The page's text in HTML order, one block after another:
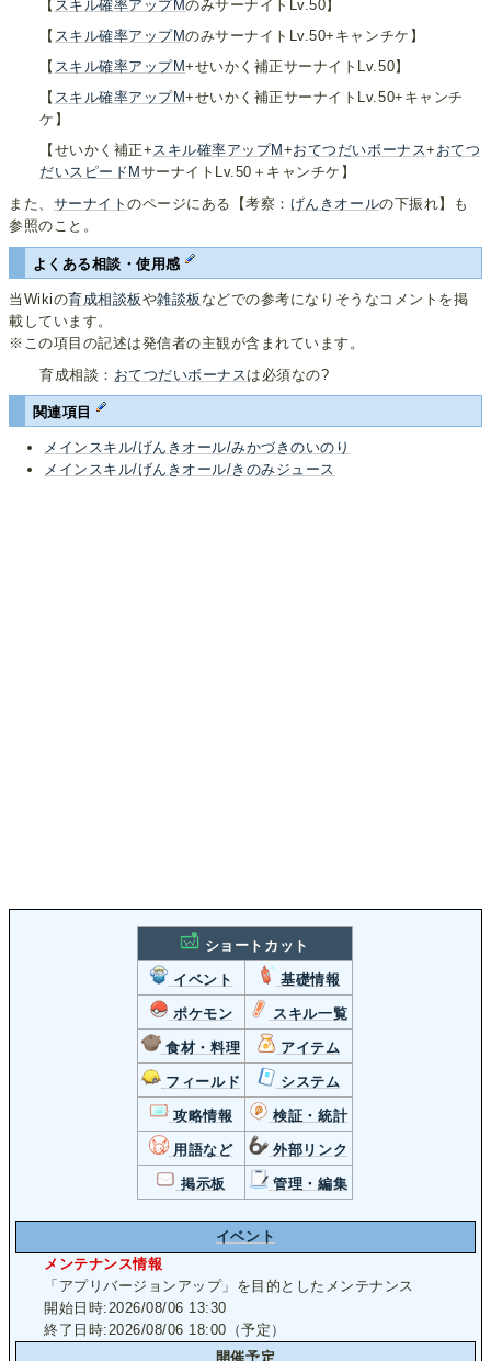
【 スキル確率アップMのみサーナイトLv.50】
【 スキル確率アップMのみサーナイトLv.50+キャンチケ】
【 スキル確率アップM+せいかく補正サーナイトLv.50】
【 スキル確率アップM+せいかく補正サーナイトLv.50+キャンチ
ケ】
【せいかく補正+ スキル確率アップM+おてつだいボーナス+ おてつ
だいスピードMサーナイトLv.50＋キャンチケ】
また、 サーナイトのページにある【考察： げんきオールの下振れ】も
参照のこと。
よくある相談・使用感
当Wikiの育成相談板や雑談板 などでの参考になりそうなコメントを掲
載しています。
※この項目の記述は発信者の主観が含まれています。
育成相談： おてつだいボーナスは必須なの?
関連項目
メインスキル/げんきオール/みかづきのいのり
メインスキル/げんきオール/きのみジュース
ショートカット
イベント 基礎情報
ポケモン スキル一覧
食材・料理 アイテム
フィールド システム
攻略情報 検証・統計
用語など 外部リンク
掲示板 管理・編集
イベント
メンテナンス情報
「アプリバージョンアップ」を目的としたメンテナンス
開始日時:2026/08/06 13:30
終了日時:2026/08/06 18:00（予定）
開催予定